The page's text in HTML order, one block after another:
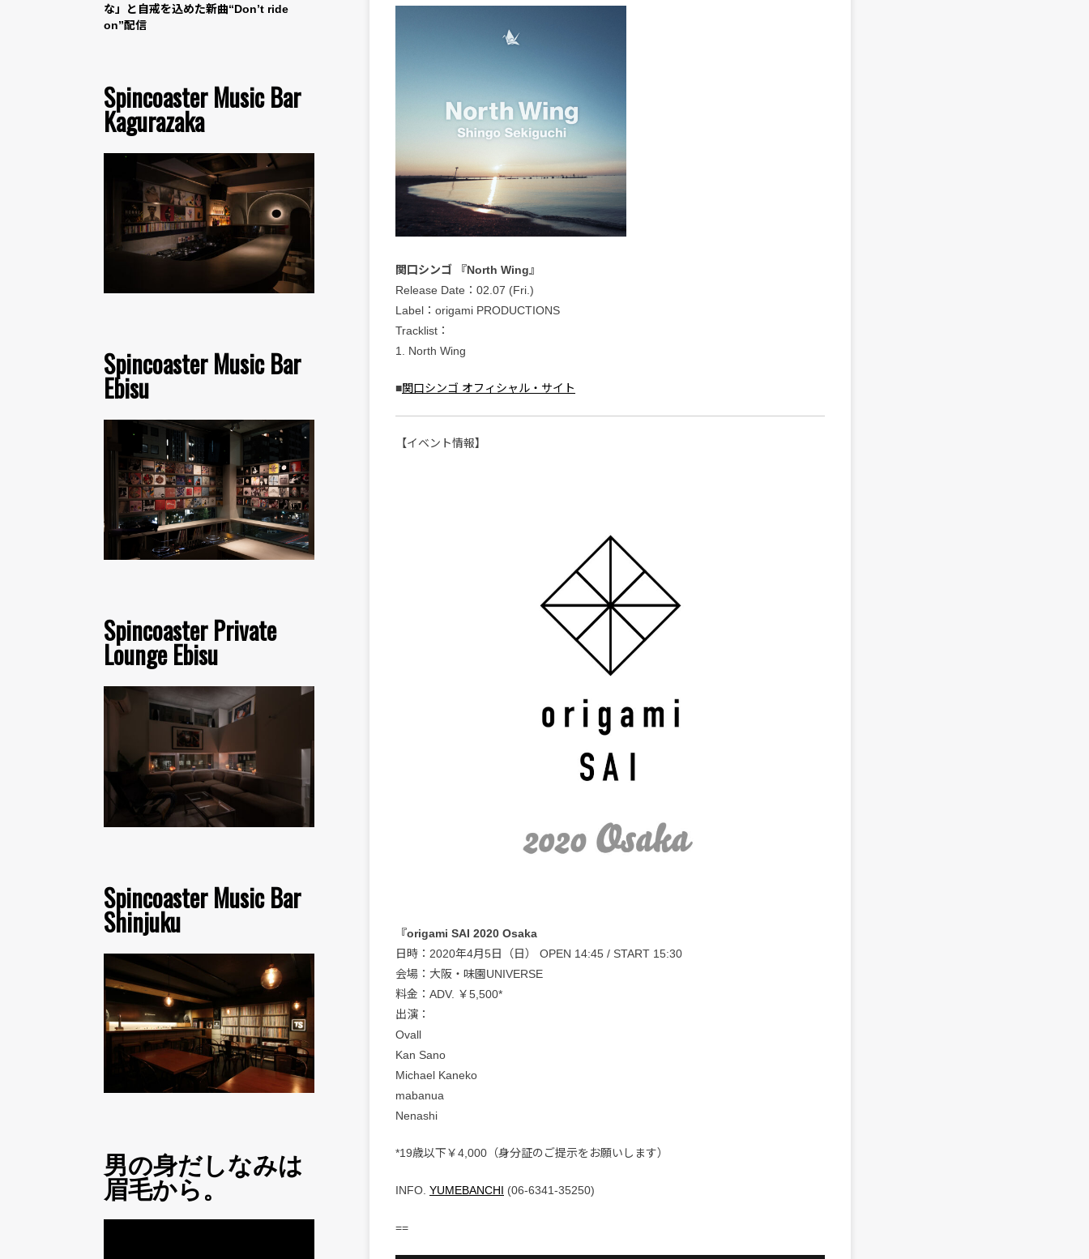
な」と自戒を込めた新曲“Don’t ride
on”配信
Spincoaster Music Bar
Kagurazaka
Spincoaster Music Bar
Ebisu
Spincoaster Private
Lounge Ebisu
Spincoaster Music Bar
Shinjuku
男の身だしなみは
眉毛から。
関口シンゴ 『North Wing』
Release Date：02.07 (Fri.)
Label：origami PRODUCTIONS
Tracklist：
1. North Wing
■関口シンゴ オフィシャル・サイト
【イベント情報】
『origami SAI 2020 Osaka
日時：2020年4月5日（日） OPEN 14:45 / START 15:30
会場：大阪・味園UNIVERSE
料金：ADV. ￥5,500*
出演：
Ovall
Kan Sano
Michael Kaneko
mabanua
Nenashi
*19歳以下￥4,000（身分証のご提示をお願いします）
INFO. YUMEBANCHI (06-6341-35250)
==